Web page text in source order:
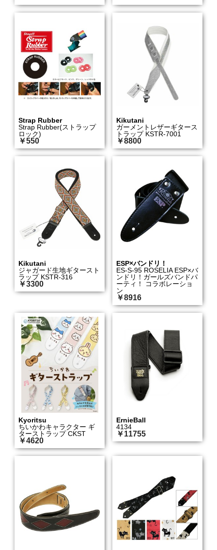
Strap Rubber
Strap Rubber(ストラップ
ロック)
￥550
Kikutani
ガーメントレザーギタース
トラップ KSTR-7001
￥8800
Kikutani
ジャガード生地ギタースト
ラップ KSTR-316
￥3300
ESP×バンドリ！
ES-S-95 ROSELIA ESP×バ
ンドリ！ガールズバンドパ
ーティ！ コラボレーショ
ン
￥8916
Kyoritsu
ちいかわキャラクター ギ
ターストラップ CKST
￥4620
ErnieBall
4134
￥11755